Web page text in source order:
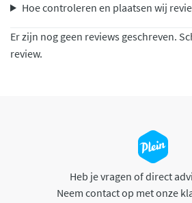
Hoe controleren en plaatsen wij
Er zijn nog geen reviews geschreven.
review.
Heb je vragen of direct
Neem contact op met onze